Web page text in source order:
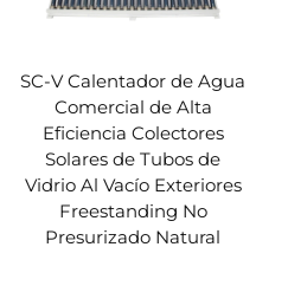
SC-V Calentador de Agua
Comercial de Alta
Eficiencia Colectores
Solares de Tubos de
Vidrio Al Vacío Exteriores
Freestanding No
Presurizado Natural